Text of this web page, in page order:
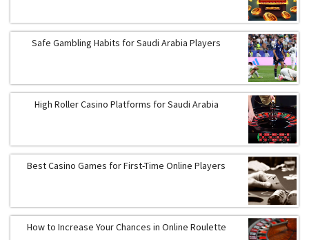
Safe Gambling Habits for Saudi Arabia Players
High Roller Casino Platforms for Saudi Arabia
Best Casino Games for First-Time Online Players
How to Increase Your Chances in Online Roulette